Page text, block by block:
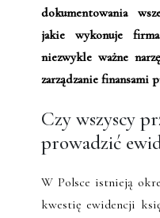
dokumentowania
jakie wykonuje
niezwykle ważne
zarządzanie finansami
Czy wszyscy
prowadzić
W Polsce istnieją
kwestię ewidencji